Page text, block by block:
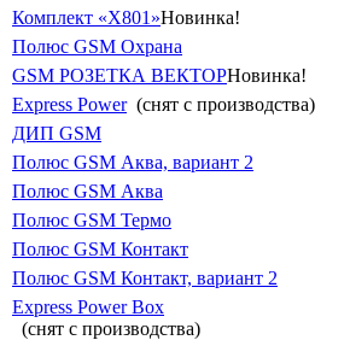
Комплект «X801»Новинка!
Полюс GSM Охрана
GSM РОЗЕТКА ВЕКТОРНовинка!
Express Power(снят с производства)
ДИП GSM
Полюс GSM Аква, вариант 2
Полюс GSM Аква
Полюс GSM Термо
Полюс GSM Контакт
Полюс GSM Контакт, вариант 2
Express Power Box
(снят с производства)